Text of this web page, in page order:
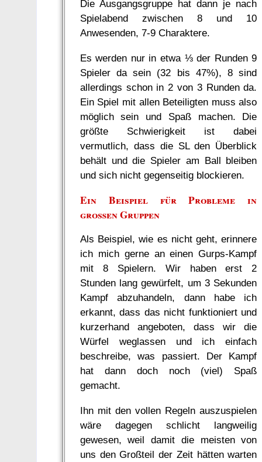
Die Ausgangsgruppe hat dann je nach
Spielabend zwischen 8 und 10
Anwesenden, 7-9 Charaktere.
Es werden nur in etwa ⅓ der Runden 9
Spieler da sein (32 bis 47%), 8 sind
allerdings schon in 2 von 3 Runden da.
Ein Spiel mit allen Beteiligten muss also
möglich sein und Spaß machen. Die
größte Schwierigkeit ist dabei
vermutlich, dass die SL den Überblick
behält und die Spieler am Ball bleiben
und sich nicht gegenseitig blockieren.
Ein Beispiel für Probleme in
großen Gruppen
Als Beispiel, wie es nicht geht, erinnere
ich mich gerne an einen Gurps-Kampf
mit 8 Spielern. Wir haben erst 2
Stunden lang gewürfelt, um 3 Sekunden
Kampf abzuhandeln, dann habe ich
erkannt, dass das nicht funktioniert und
kurzerhand angeboten, dass wir die
Würfel weglassen und ich einfach
beschreibe, was passiert. Der Kampf
hat dann doch noch (viel) Spaß
gemacht.
Ihn mit den vollen Regeln auszuspielen
wäre dagegen schlicht langweilig
gewesen, weil damit die meisten von
uns den Großteil der Zeit hätten warten